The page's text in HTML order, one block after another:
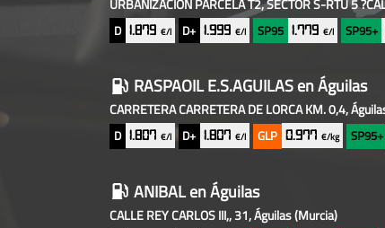
D 1.879 €/l D+ 1.999€/l SP95 1.779 €/l SP95+
RASPAOIL E.S.AGUILASen Águilas
CARRETERA CARRETERA DE LORCA KM. 0,4,
D 1.807 €/l D+ 1.807€/l GLP 0.977 €/kg SP95+
ANIBALen Águilas
CALLE REY CARLOS III,, 31, Águilas(Murcia)